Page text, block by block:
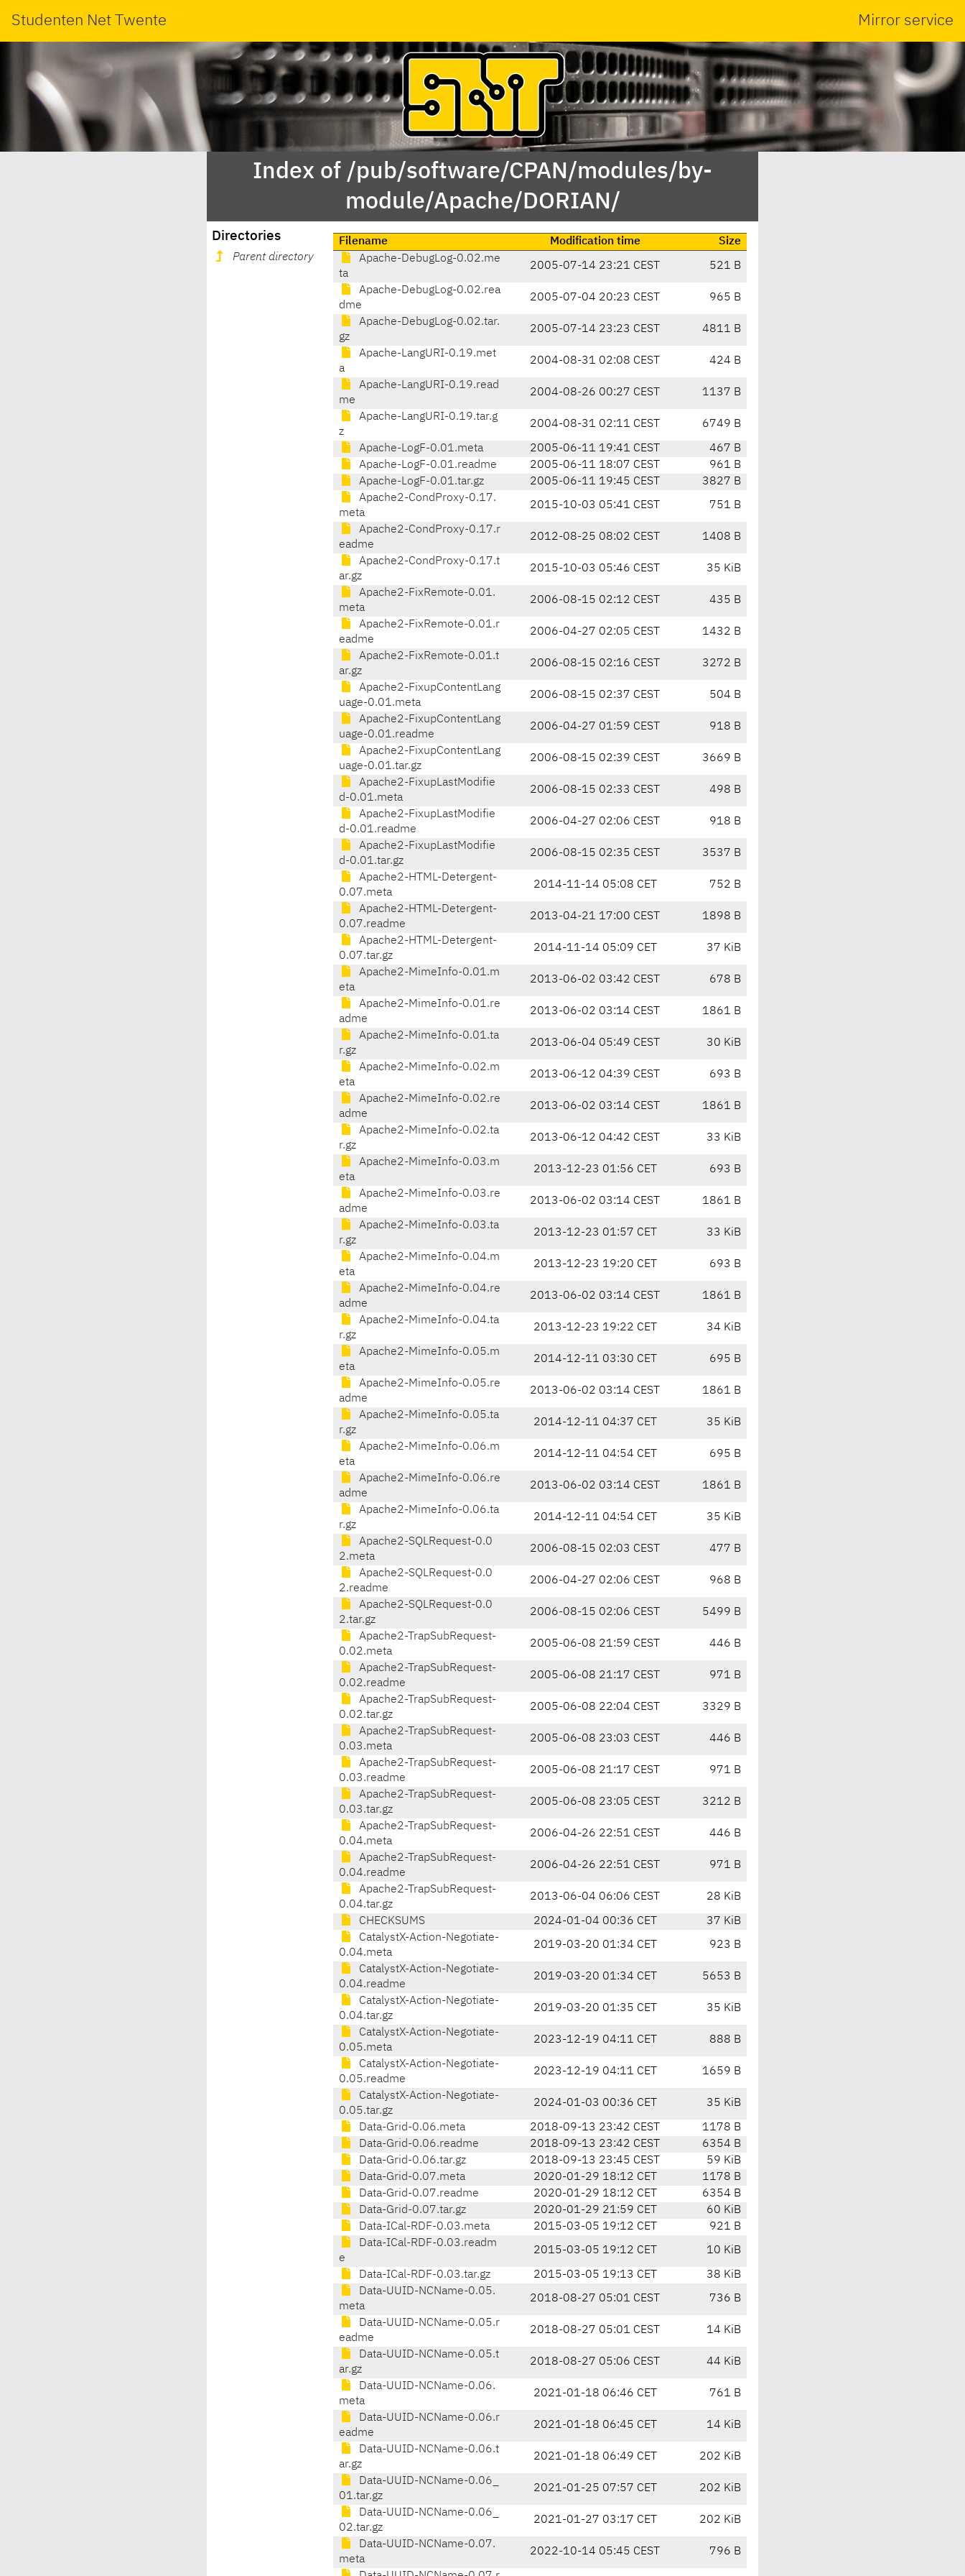
Studenten Net Twente Mirror service
Index of /pub/software/CPAN/modules/by-
module/Apache/DORIAN/
Directories
Parent directory
Filename Modification time
Size
Apache-DebugLog-0.02.me
ta
2005-07-14 23:21 CEST 521 B
Apache-DebugLog-0.02.rea
dme
2005-07-04 20:23 CEST 965 B
Apache-DebugLog-0.02.tar.
gz
2005-07-14 23:23 CEST 4811 B
Apache-LangURI-0.19.met
a
2004-08-31 02:08 CEST 424 B
Apache-LangURI-0.19.read
me
2004-08-26 00:27 CEST 1137 B
Apache-LangURI-0.19.tar.g
z
2004-08-31 02:11 CEST 6749 B
Apache-LogF-0.01.meta 2005-06-11 19:41 CEST
467 B
Apache-LogF-0.01.readme
2005-06-11 18:07 CEST
961 B
Apache-LogF-0.01.tar.gz
2005-06-11 19:45 CEST
3827 B
Apache2-CondProxy-0.17.
meta
2015-10-03 05:41 CEST 751 B
Apache2-CondProxy-0.17.r
eadme
2012-08-25 08:02 CEST 1408 B
Apache2-CondProxy-0.17.t
ar.gz
2015-10-03 05:46 CEST 35 KiB
Apache2-FixRemote-0.01.
meta
2006-08-15 02:12 CEST 435 B
Apache2-FixRemote-0.01.r
eadme
2006-04-27 02:05 CEST 1432 B
Apache2-FixRemote-0.01.t
ar.gz
2006-08-15 02:16 CEST 3272 B
Apache2-FixupContentLang
uage-0.01.meta
2006-08-15 02:37 CEST 504 B
Apache2-FixupContentLang
uage-0.01.readme
2006-04-27 01:59 CEST 918 B
Apache2-FixupContentLang
uage-0.01.tar.gz
2006-08-15 02:39 CEST 3669 B
Apache2-FixupLastModifie
d-0.01.meta
2006-08-15 02:33 CEST 498 B
Apache2-FixupLastModifie
d-0.01.readme
2006-04-27 02:06 CEST 918 B
Apache2-FixupLastModifie
d-0.01.tar.gz
2006-08-15 02:35 CEST 3537 B
Apache2-HTML-Detergent-
0.07.meta
2014-11-14 05:08 CET 752 B
Apache2-HTML-Detergent-
0.07.readme
2013-04-21 17:00 CEST 1898 B
Apache2-HTML-Detergent-
0.07.tar.gz
2014-11-14 05:09 CET 37 KiB
Apache2-MimeInfo-0.01.m
eta
2013-06-02 03:42 CEST 678 B
Apache2-MimeInfo-0.01.re
adme
2013-06-02 03:14 CEST 1861 B
Apache2-MimeInfo-0.01.ta
r.gz
2013-06-04 05:49 CEST 30 KiB
Apache2-MimeInfo-0.02.m
eta
2013-06-12 04:39 CEST 693 B
Apache2-MimeInfo-0.02.re
adme
2013-06-02 03:14 CEST 1861 B
Apache2-MimeInfo-0.02.ta
r.gz
2013-06-12 04:42 CEST 33 KiB
Apache2-MimeInfo-0.03.m
eta
2013-12-23 01:56 CET 693 B
Apache2-MimeInfo-0.03.re
adme
2013-06-02 03:14 CEST 1861 B
Apache2-MimeInfo-0.03.ta
r.gz
2013-12-23 01:57 CET 33 KiB
Apache2-MimeInfo-0.04.m
eta
2013-12-23 19:20 CET 693 B
Apache2-MimeInfo-0.04.re
adme
2013-06-02 03:14 CEST 1861 B
Apache2-MimeInfo-0.04.ta
r.gz
2013-12-23 19:22 CET 34 KiB
Apache2-MimeInfo-0.05.m
eta
2014-12-11 03:30 CET 695 B
Apache2-MimeInfo-0.05.re
adme
2013-06-02 03:14 CEST 1861 B
Apache2-MimeInfo-0.05.ta
r.gz
2014-12-11 04:37 CET 35 KiB
Apache2-MimeInfo-0.06.m
eta
2014-12-11 04:54 CET 695 B
Apache2-MimeInfo-0.06.re
adme
2013-06-02 03:14 CEST 1861 B
Apache2-MimeInfo-0.06.ta
r.gz
2014-12-11 04:54 CET 35 KiB
Apache2-SQLRequest-0.0
2.meta
2006-08-15 02:03 CEST 477 B
Apache2-SQLRequest-0.0
2.readme
2006-04-27 02:06 CEST 968 B
Apache2-SQLRequest-0.0
2.tar.gz
2006-08-15 02:06 CEST 5499 B
Apache2-TrapSubRequest-
0.02.meta
2005-06-08 21:59 CEST 446 B
Apache2-TrapSubRequest-
0.02.readme
2005-06-08 21:17 CEST 971 B
Apache2-TrapSubRequest-
0.02.tar.gz
2005-06-08 22:04 CEST 3329 B
Apache2-TrapSubRequest-
0.03.meta
2005-06-08 23:03 CEST 446 B
Apache2-TrapSubRequest-
0.03.readme
2005-06-08 21:17 CEST 971 B
Apache2-TrapSubRequest-
0.03.tar.gz
2005-06-08 23:05 CEST 3212 B
Apache2-TrapSubRequest-
0.04.meta
2006-04-26 22:51 CEST 446 B
Apache2-TrapSubRequest-
0.04.readme
2006-04-26 22:51 CEST 971 B
Apache2-TrapSubRequest-
0.04.tar.gz
2013-06-04 06:06 CEST 28 KiB
CHECKSUMS 2024-01-04 00:36 CET
37 KiB
CatalystX-Action-Negotiate-
0.04.meta
2019-03-20 01:34 CET 923 B
CatalystX-Action-Negotiate-
0.04.readme
2019-03-20 01:34 CET 5653 B
CatalystX-Action-Negotiate-
0.04.tar.gz
2019-03-20 01:35 CET 35 KiB
CatalystX-Action-Negotiate-
0.05.meta
2023-12-19 04:11 CET 888 B
CatalystX-Action-Negotiate-
0.05.readme
2023-12-19 04:11 CET 1659 B
CatalystX-Action-Negotiate-
0.05.tar.gz
2024-01-03 00:36 CET 35 KiB
Data-Grid-0.06.meta 2018-09-13 23:42 CEST
1178 B
Data-Grid-0.06.readme
2018-09-13 23:42 CEST
6354 B
Data-Grid-0.06.tar.gz
2018-09-13 23:45 CEST
59 KiB
Data-Grid-0.07.meta
2020-01-29 18:12 CET
1178 B
Data-Grid-0.07.readme
2020-01-29 18:12 CET
6354 B
Data-Grid-0.07.tar.gz
2020-01-29 21:59 CET
60 KiB
Data-ICal-RDF-0.03.meta
2015-03-05 19:12 CET
921 B
Data-ICal-RDF-0.03.readm
e
2015-03-05 19:12 CET 10 KiB
Data-ICal-RDF-0.03.tar.gz 2015-03-05 19:13 CET
38 KiB
Data-UUID-NCName-0.05.
meta
2018-08-27 05:01 CEST 736 B
Data-UUID-NCName-0.05.r
eadme
2018-08-27 05:01 CEST 14 KiB
Data-UUID-NCName-0.05.t
ar.gz
2018-08-27 05:06 CEST 44 KiB
Data-UUID-NCName-0.06.
meta
2021-01-18 06:46 CET 761 B
Data-UUID-NCName-0.06.r
eadme
2021-01-18 06:45 CET 14 KiB
Data-UUID-NCName-0.06.t
ar.gz
2021-01-18 06:49 CET 202 KiB
Data-UUID-NCName-0.06_
01.tar.gz
2021-01-25 07:57 CET 202 KiB
Data-UUID-NCName-0.06_
02.tar.gz
2021-01-27 03:17 CET 202 KiB
Data-UUID-NCName-0.07.
meta
2022-10-14 05:45 CEST 796 B